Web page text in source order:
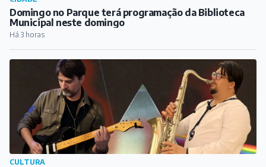
Domingo no Parque terá programação da Biblioteca
Municipal neste domingo
Há 3 horas
CULTURA